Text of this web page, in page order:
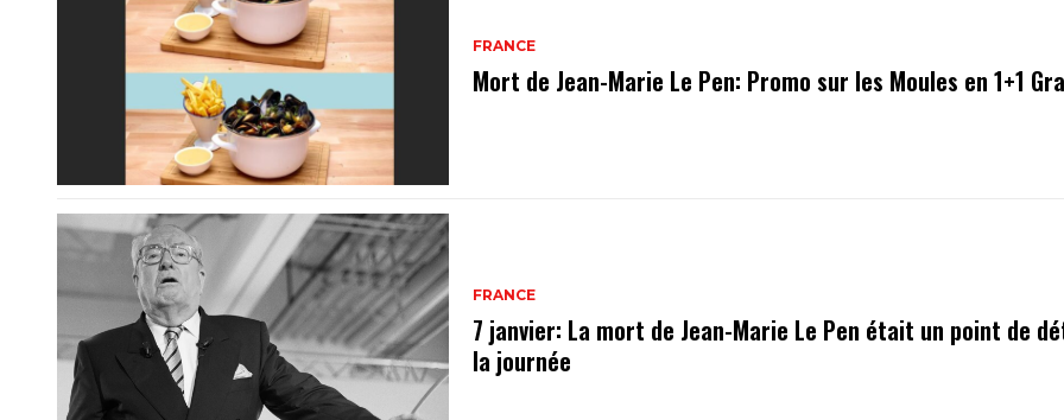
FRANCE
Mort de Jean-Marie Le Pen: Promo sur les Moules en 1+1
FRANCE
7 janvier: La mort de Jean-Marie Le Pen était un point de
la journée